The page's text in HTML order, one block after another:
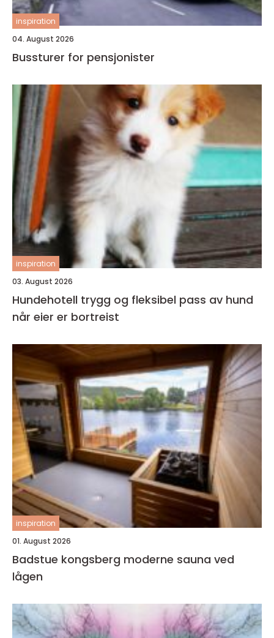
inspiration
04. August 2026
Bussturer for pensjonister
inspiration
03. August 2026
Hundehotell trygg og fleksibel pass av hund
når eier er bortreist
inspiration
01. August 2026
Badstue kongsberg moderne sauna ved
lågen